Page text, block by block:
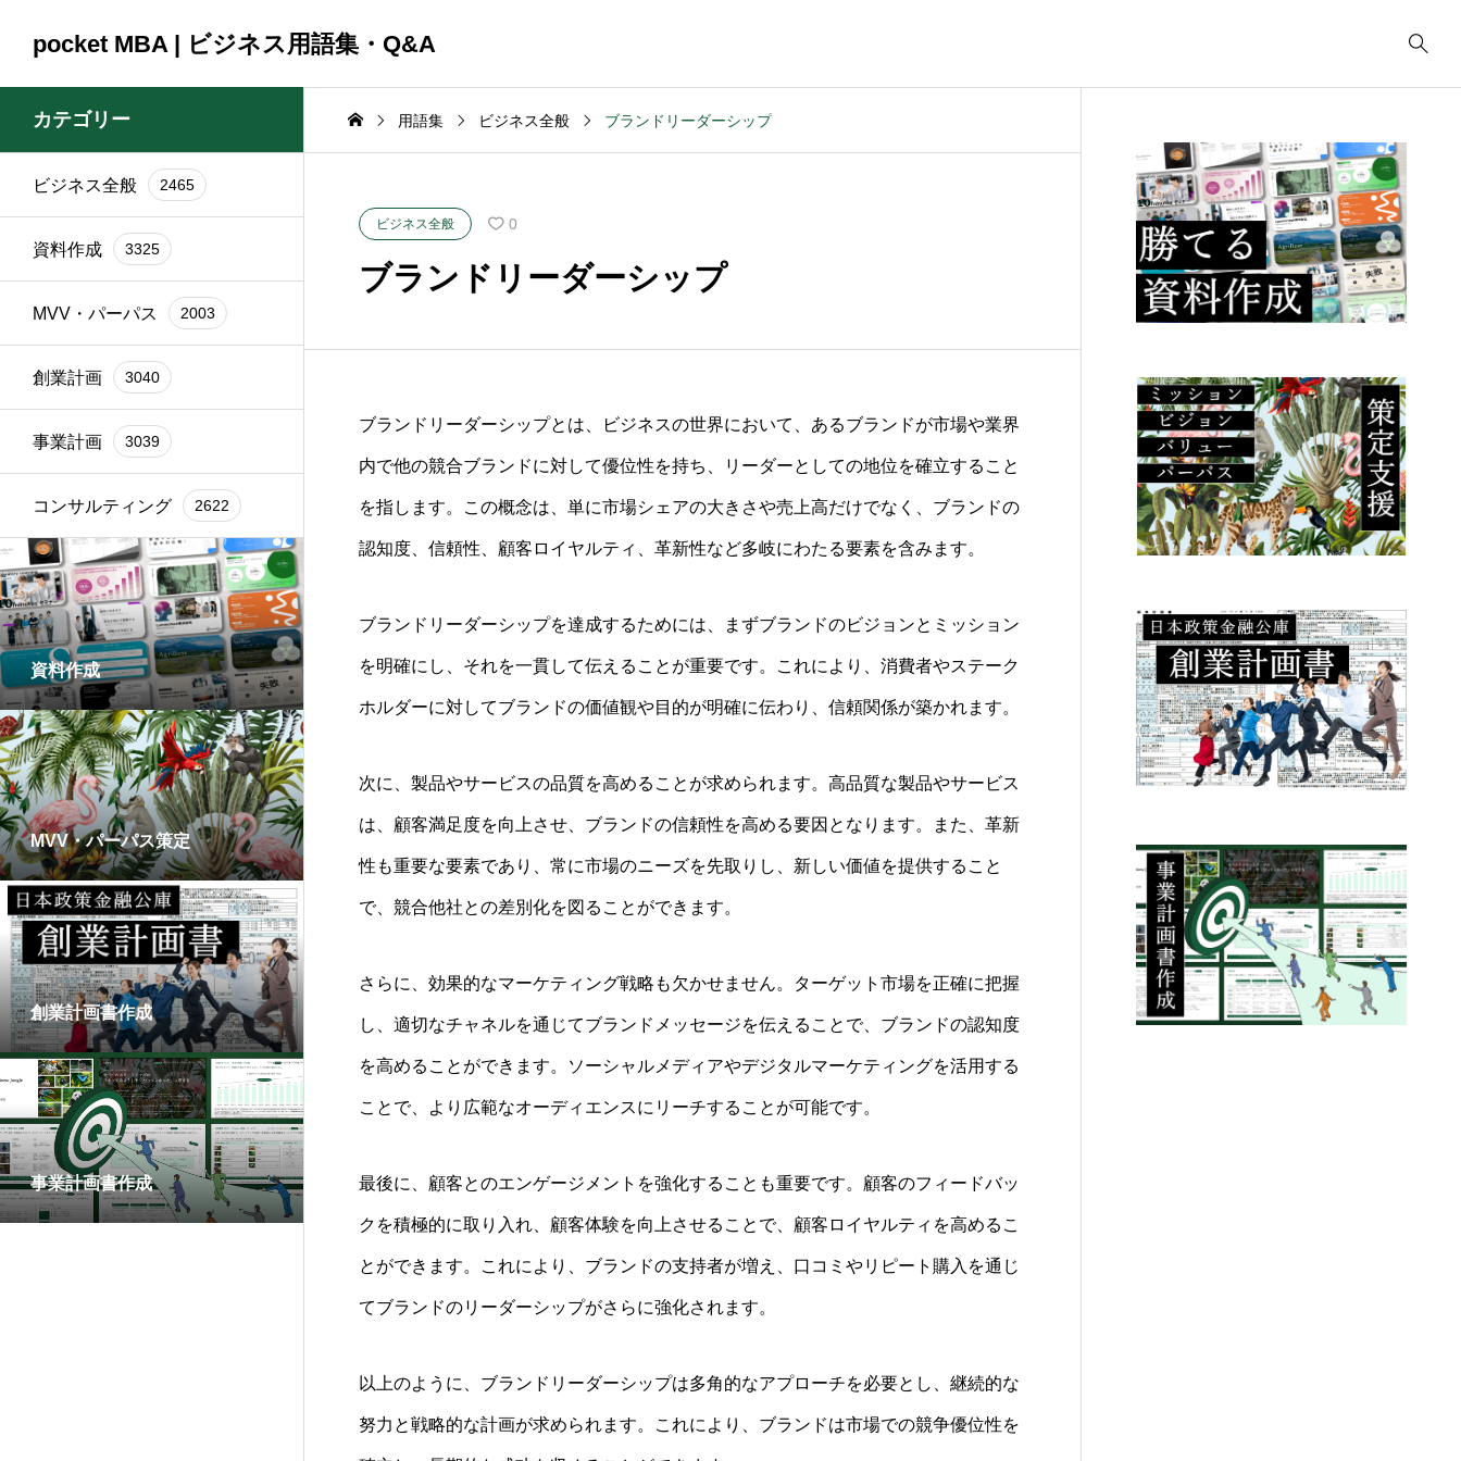
pocket MBA | ビジネス用語集・Q&A
資料作成 2622
ン
2025.09.23
ブランド再構築の際に
関係者を巻き込むコツ
は？
2025.09.23
銀行交渉の一般的な期
間はどれくらいです
キャッシュフロー改善
を依頼する前の準備は
コンサルティング
2025.09.23
クラウド移行に必要な
事前準備は何か？
カテゴリー
ビジネス全般 2465
資料作成 3325
MVV・パーパス 2003
創業計画 3040
事業計画 3039
コンサルティング 2622
資料作成
MVV・パーパス策定
創業計画書作成
事業計画書作成
用語集 ビジネス全般 ブランドリーダーシップ
ビジネス全般 0
ブランドリーダーシップ
ブランドリーダーシップとは、ビジネスの世界において、あるブランドが市場や業界
内で他の競合ブランドに対して優位性を持ち、リーダーとしての地位を確立すること
を指します。この概念は、単に市場シェアの大きさや売上高だけでなく、ブランドの
認知度、信頼性、顧客ロイヤルティ、革新性など多岐にわたる要素を含みます。
ブランドリーダーシップを達成するためには、まずブランドのビジョンとミッション
を明確にし、それを一貫して伝えることが重要です。これにより、消費者やステーク
ホルダーに対してブランドの価値観や目的が明確に伝わり、信頼関係が築かれます。
次に、製品やサービスの品質を高めることが求められます。高品質な製品やサービス
は、顧客満足度を向上させ、ブランドの信頼性を高める要因となります。また、革新
性も重要な要素であり、常に市場のニーズを先取りし、新しい価値を提供すること
で、競合他社との差別化を図ることができます。
さらに、効果的なマーケティング戦略も欠かせません。ターゲット市場を正確に把握
し、適切なチャネルを通じてブランドメッセージを伝えることで、ブランドの認知度
を高めることができます。ソーシャルメディアやデジタルマーケティングを活用する
ことで、より広範なオーディエンスにリーチすることが可能です。
最後に、顧客とのエンゲージメントを強化することも重要です。顧客のフィードバッ
クを積極的に取り入れ、顧客体験を向上させることで、顧客ロイヤルティを高めるこ
とができます。これにより、ブランドの支持者が増え、口コミやリピート購入を通じ
てブランドのリーダーシップがさらに強化されます。
以上のように、ブランドリーダーシップは多角的なアプローチを必要とし、継続的な
努力と戦略的な計画が求められます。これにより、ブランドは市場での競争優位性を